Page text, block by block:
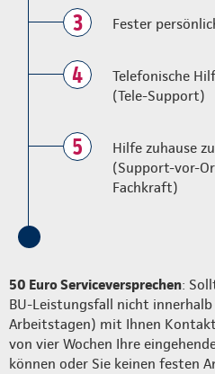
3 Fester
4
Telefonische
(Tele-Support)
5
Hilfe zuhause
(Support-vor-
Fachkraft)
50 Euro Serviceversprechen:
BU-Leistungsfall nicht
Arbeitstagen) mit Ihnen
von vier Wochen Ihre
können oder Sie keinen festen